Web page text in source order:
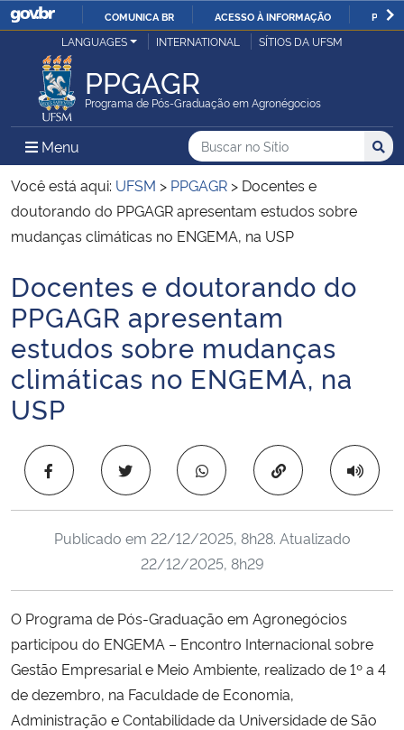
IR
COMUNICA BR ACESSO À INFORMAÇÃO
Ministério da Justiça e Segurança Pública
Ministério da Defesa
Ministério das Relações Exteriores
Ministério da Economia
Ministério da Infraestrutura
Ministério da Agricultura, Pecuária e Abastecimento
Ministério da Educação
Ministério da Cidadania
Ministério da Saúde
Ministério de Minas e Energia
Ministério da Ciência, Tecnologia, Inovações e Comunicações
Ministério do Meio Ambiente
Ministério do Turismo
Ministério do Desenvolvimento Regional
LANGUAGES INTERNATIONAL SÍTIOS DA UFSM
PPGAGR
Programa de Pós-Graduação em Agronégocios
Menu Menu Principal do Sítio
Busca
Buscar no no Sítio
Busca:
Você está aqui: UFSM > PPGAGR > Docentes e
doutorando do PPGAGR apresentam estudos sobre
mudanças climáticas no ENGEMA, na USP
Início do conteúdo
Docentes e doutorando do
PPGAGR apresentam
estudos sobre mudanças
climáticas no ENGEMA, na
USP
Copiar para área
Publicado em 22/12/2025, 8h28. Atualizado
22/12/2025, 8h29
O Programa de Pós-Graduação em Agronegócios
participou do ENGEMA – Encontro Internacional sobre
Gestão Empresarial e Meio Ambiente, realizado de 1º a 4
de dezembro, na Faculdade de Economia,
Administração e Contabilidade da Universidade de São